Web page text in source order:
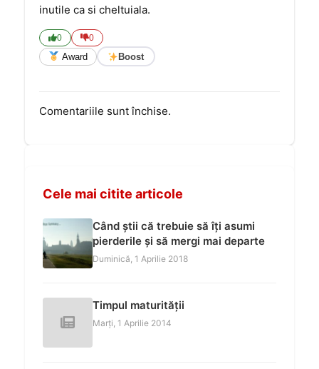
inutile ca si cheltuiala.
0 0
Award Boost
Comentariile sunt închise.
Cele mai citite articole
Când știi că trebuie să îți asumi
pierderile și să mergi mai departe
Duminică, 1 Aprilie 2018
Timpul maturității
Marți, 1 Aprilie 2014